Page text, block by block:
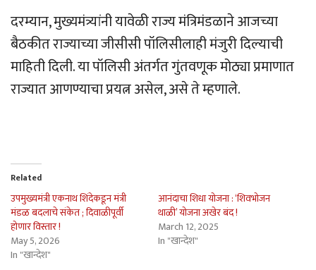
दरम्यान, मुख्यमंत्र्यांनी यावेळी राज्य मंत्रिमंडळाने आजच्या
बैठकीत राज्याच्या जीसीसी पॉलिसीलाही मंजुरी दिल्याची
माहिती दिली. या पॉलिसी अंतर्गत गुंतवणूक मोठ्या प्रमाणात
राज्यात आणण्याचा प्रयत्न असेल, असे ते म्हणाले.
Related
उपमुख्यमंत्री एकनाथ शिंदेकडून मंत्री
मंडळ बदलाचे संकेत ; दिवाळीपूर्वी
होणार विस्तार !
May 5, 2026
In "खान्देश"
आनंदाचा शिधा योजना : ‘शिवभोजन
थाळी’ योजना अखेर बंद !
March 12, 2025
In "खान्देश"